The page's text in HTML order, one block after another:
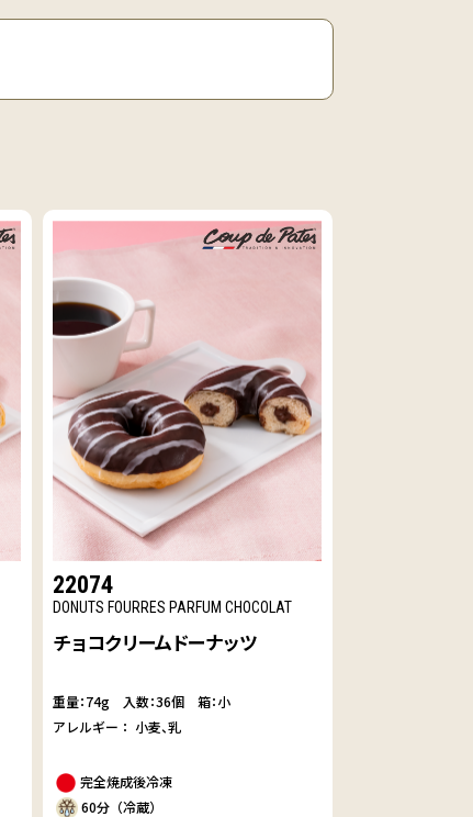
22074
DONUTS FOURRES PARFUM CHOCOLAT
チョコクリームドーナッツ
重量：74g 入数：36個 箱：小
アレルギー： 小麦 乳
完全焼成後冷凍
60分（冷蔵）